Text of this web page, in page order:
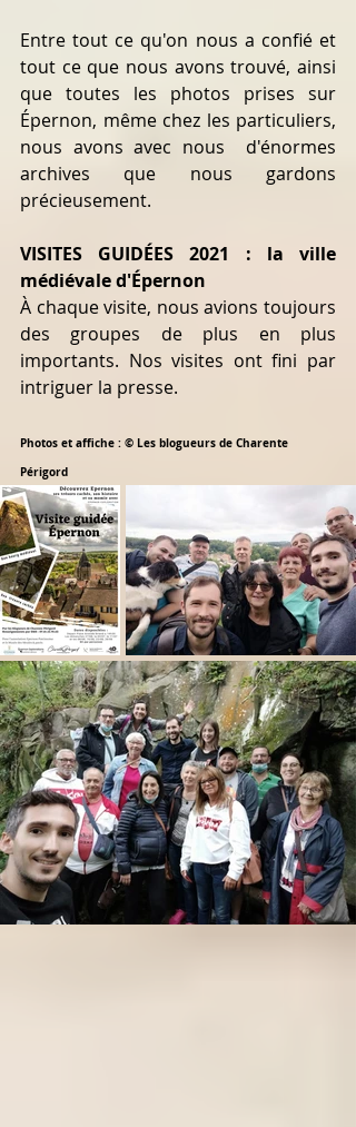
Entre tout ce qu'on nous a confié et
tout ce que nous avons trouvé, ainsi
que toutes les photos prises sur
Épernon, même chez les particuliers,
nous avons avec nous  d'énormes
archives que nous gardons
précieusement.
VISITES GUIDÉES 2021 : la ville
médiévale d'Épernon
À chaque visite, nous avions toujours
des groupes de plus en plus
importants. Nos visites ont fini par
intriguer la presse.
Photos et affiche : © Les blogueurs de Charente
Périgord